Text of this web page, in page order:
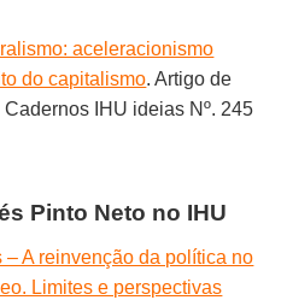
aceleracionismo
do capitalismo. Artigo de
IHU ideias Nº. 245
Pinto Neto no IHU
– A reinvenção da política no
Limites e perspectivas